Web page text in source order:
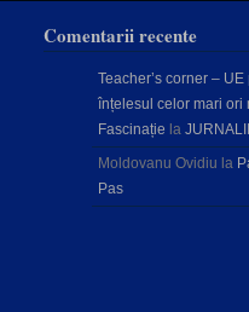
Comentarii recente
Teacher’s corner – UE
înțelesul celor mari ori
Fascinație la
Moldovanu Ovidiu la
Pas